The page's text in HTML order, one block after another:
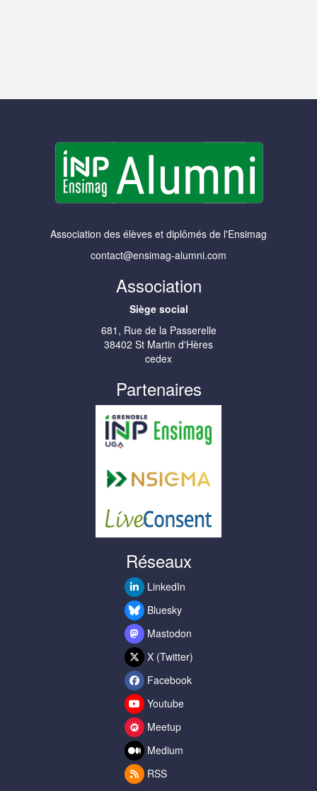
Association des élèves et diplômés de l'Ensimag
contact@ensimag-alumni.com
Association
Siège social
681, Rue de la Passerelle
38402 St Martin d'Hères
cedex
Partenaires
Réseaux
LinkedIn
Bluesky
Mastodon
X (Twitter)
Facebook
Youtube
Meetup
Medium
RSS